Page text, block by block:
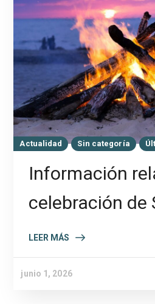
Actualidad Sin categoría
Información
celebración de
LEER MÁS
junio 1, 2026